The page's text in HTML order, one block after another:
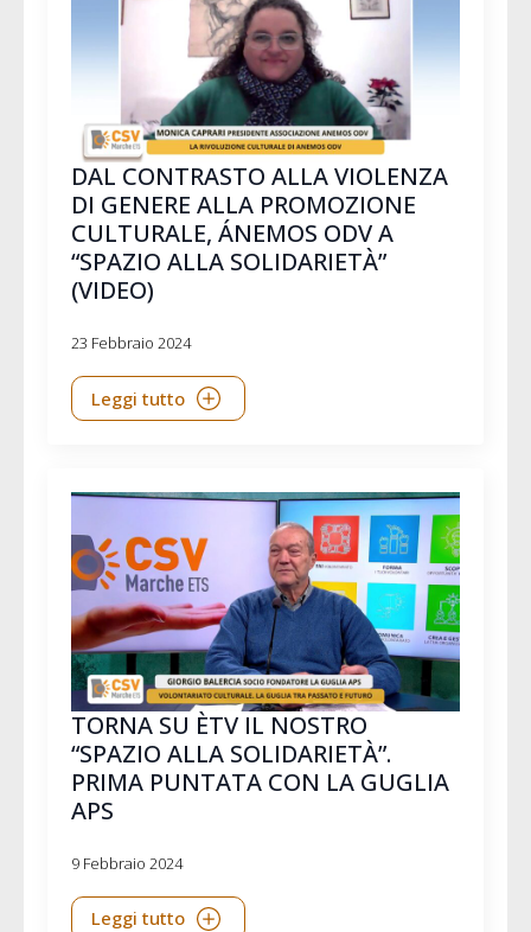
DAL CONTRASTO ALLA VIOLENZA
DI GENERE ALLA PROMOZIONE
CULTURALE, ÁNEMOS ODV A
“SPAZIO ALLA SOLIDARIETÀ”
(VIDEO)
23 Febbraio 2024
Leggi tutto
TORNA SU ÈTV IL NOSTRO
“SPAZIO ALLA SOLIDARIETÀ”.
PRIMA PUNTATA CON LA GUGLIA
APS
9 Febbraio 2024
Leggi tutto